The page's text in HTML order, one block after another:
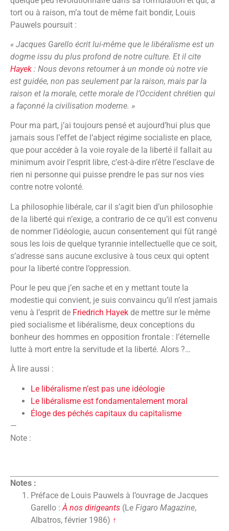
tort ou à raison, m’a tout de même fait bondir, Louis
Pauwels poursuit :
« Jacques Garello écrit lui-même que le libéralisme est un
dogme issu du plus profond de notre culture. Et il cite
Hayek : Nous devons retourner à un monde où notre vie
est guidée, non pas seulement par la raison, mais par la
raison et la morale, cette morale de l’Occident chrétien qui
a façonné la civilisation moderne. »
Pour ma part, j’ai toujours pensé et aujourd’hui plus que
jamais sous l’effet de l’abject régime socialiste en place,
que pour accéder à la voie royale de la liberté il fallait au
minimum avoir l’esprit libre, c’est-à-dire n’être l’esclave de
rien ni personne qui puisse prendre le pas sur nos vies
contre notre volonté.
La philosophie libérale, car il s’agit bien d’un philosophie
de la liberté qui n’exige, a contrario de ce qu’il est convenu
de nommer l’idéologie, aucun consentement qui fût rangé
sous les lois de quelque tyrannie intellectuelle que ce soit,
s’adresse sans aucune exclusive à tous ceux qui optent
pour la liberté contre l’oppression.
Pour le peu que j’en sache et en y mettant toute la
modestie qui convient, je suis convaincu qu’il n’est jamais
venu à l’esprit de Friedrich Hayek de mettre sur le même
pied socialisme et libéralisme, deux conceptions du
bonheur des hommes en opposition frontale : l’éternelle
lutte à mort entre la servitude et la liberté. Alors ?…
À lire aussi :
Le libéralisme n’est pas une idéologie
Le libéralisme est fondamentalement moral
Éloge des péchés capitaux du capitalisme
—
Note :
Notes :
Préface de Louis Pauwels à l’ouvrage de Jacques
Garello :À nos dirigeants (Le Figaro Magazine,
Albatros, février 1986) ↑